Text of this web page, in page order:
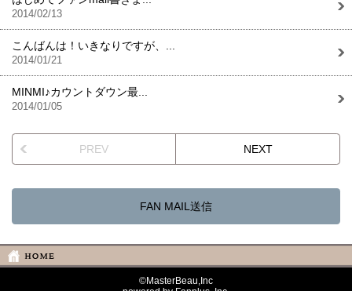
2014/02/13
こんばんは！いきなりですが、...
2014/01/21
MINMI♪カウントダウン最...
2014/01/05
PREV NEXT
FAN MAIL送信
©MasterBeau,Inc